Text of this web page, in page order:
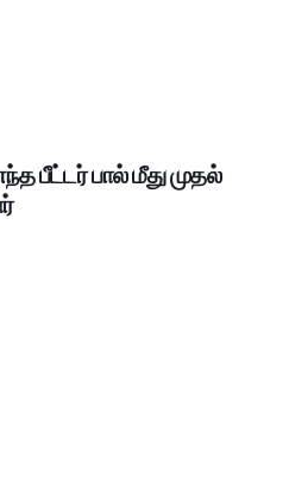
பீட்டர் பால் மீது முதல்